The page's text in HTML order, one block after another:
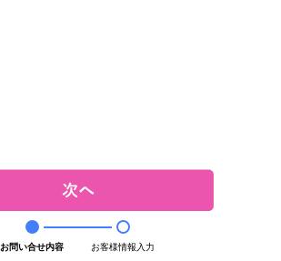
お問い合せ内容 お客様情報入力